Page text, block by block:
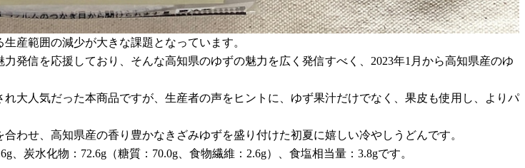
産範囲の減少が大きな課題となっています。
発信を応援しており、そんな高知県のゆずの魅力を広く発信すべく、2023年1月から高知県産のゆ
人気だった本商品ですが、生産者の声をヒントに、ゆず果汁だけでなく、果皮も使用し、よりパ
わせ、高知県産の香り豊かなきざみゆずを盛り付けた初夏に嬉しい冷やしうどんです。
炭水化物：72.6g（糖質：70.0g、食物繊維：2.6g）、食塩相当量：3.8gです。